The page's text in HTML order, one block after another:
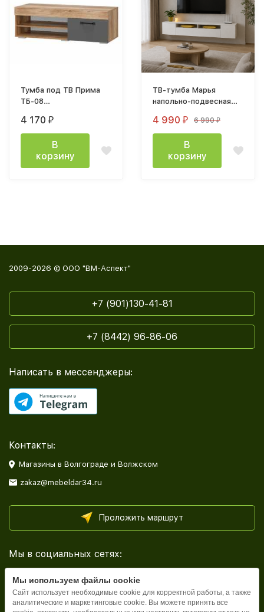
Тумба под ТВ Прима
ТБ-08
каньон / графит
4 170 ₽
В
корзину
ТВ-тумба Марья
напольно-подвесная
4 990 ₽ 6 990₽
В
корзину
2009-2026 © ООО "ВМ-Аспект"
+7 (901)130-41-81
+7 (8442) 96-86-06
Написать в мессенджеры:
Контакты:
Магазины в Волгограде и Волжском
zakaz@mebeldar34.ru
Проложить маршрут
Мы в социальных сетях:
Мы используем файлы cookie
Сайт использует необходимые cookie для корректной работы, а также
аналитические и маркетинговые cookie. Вы можете принять все